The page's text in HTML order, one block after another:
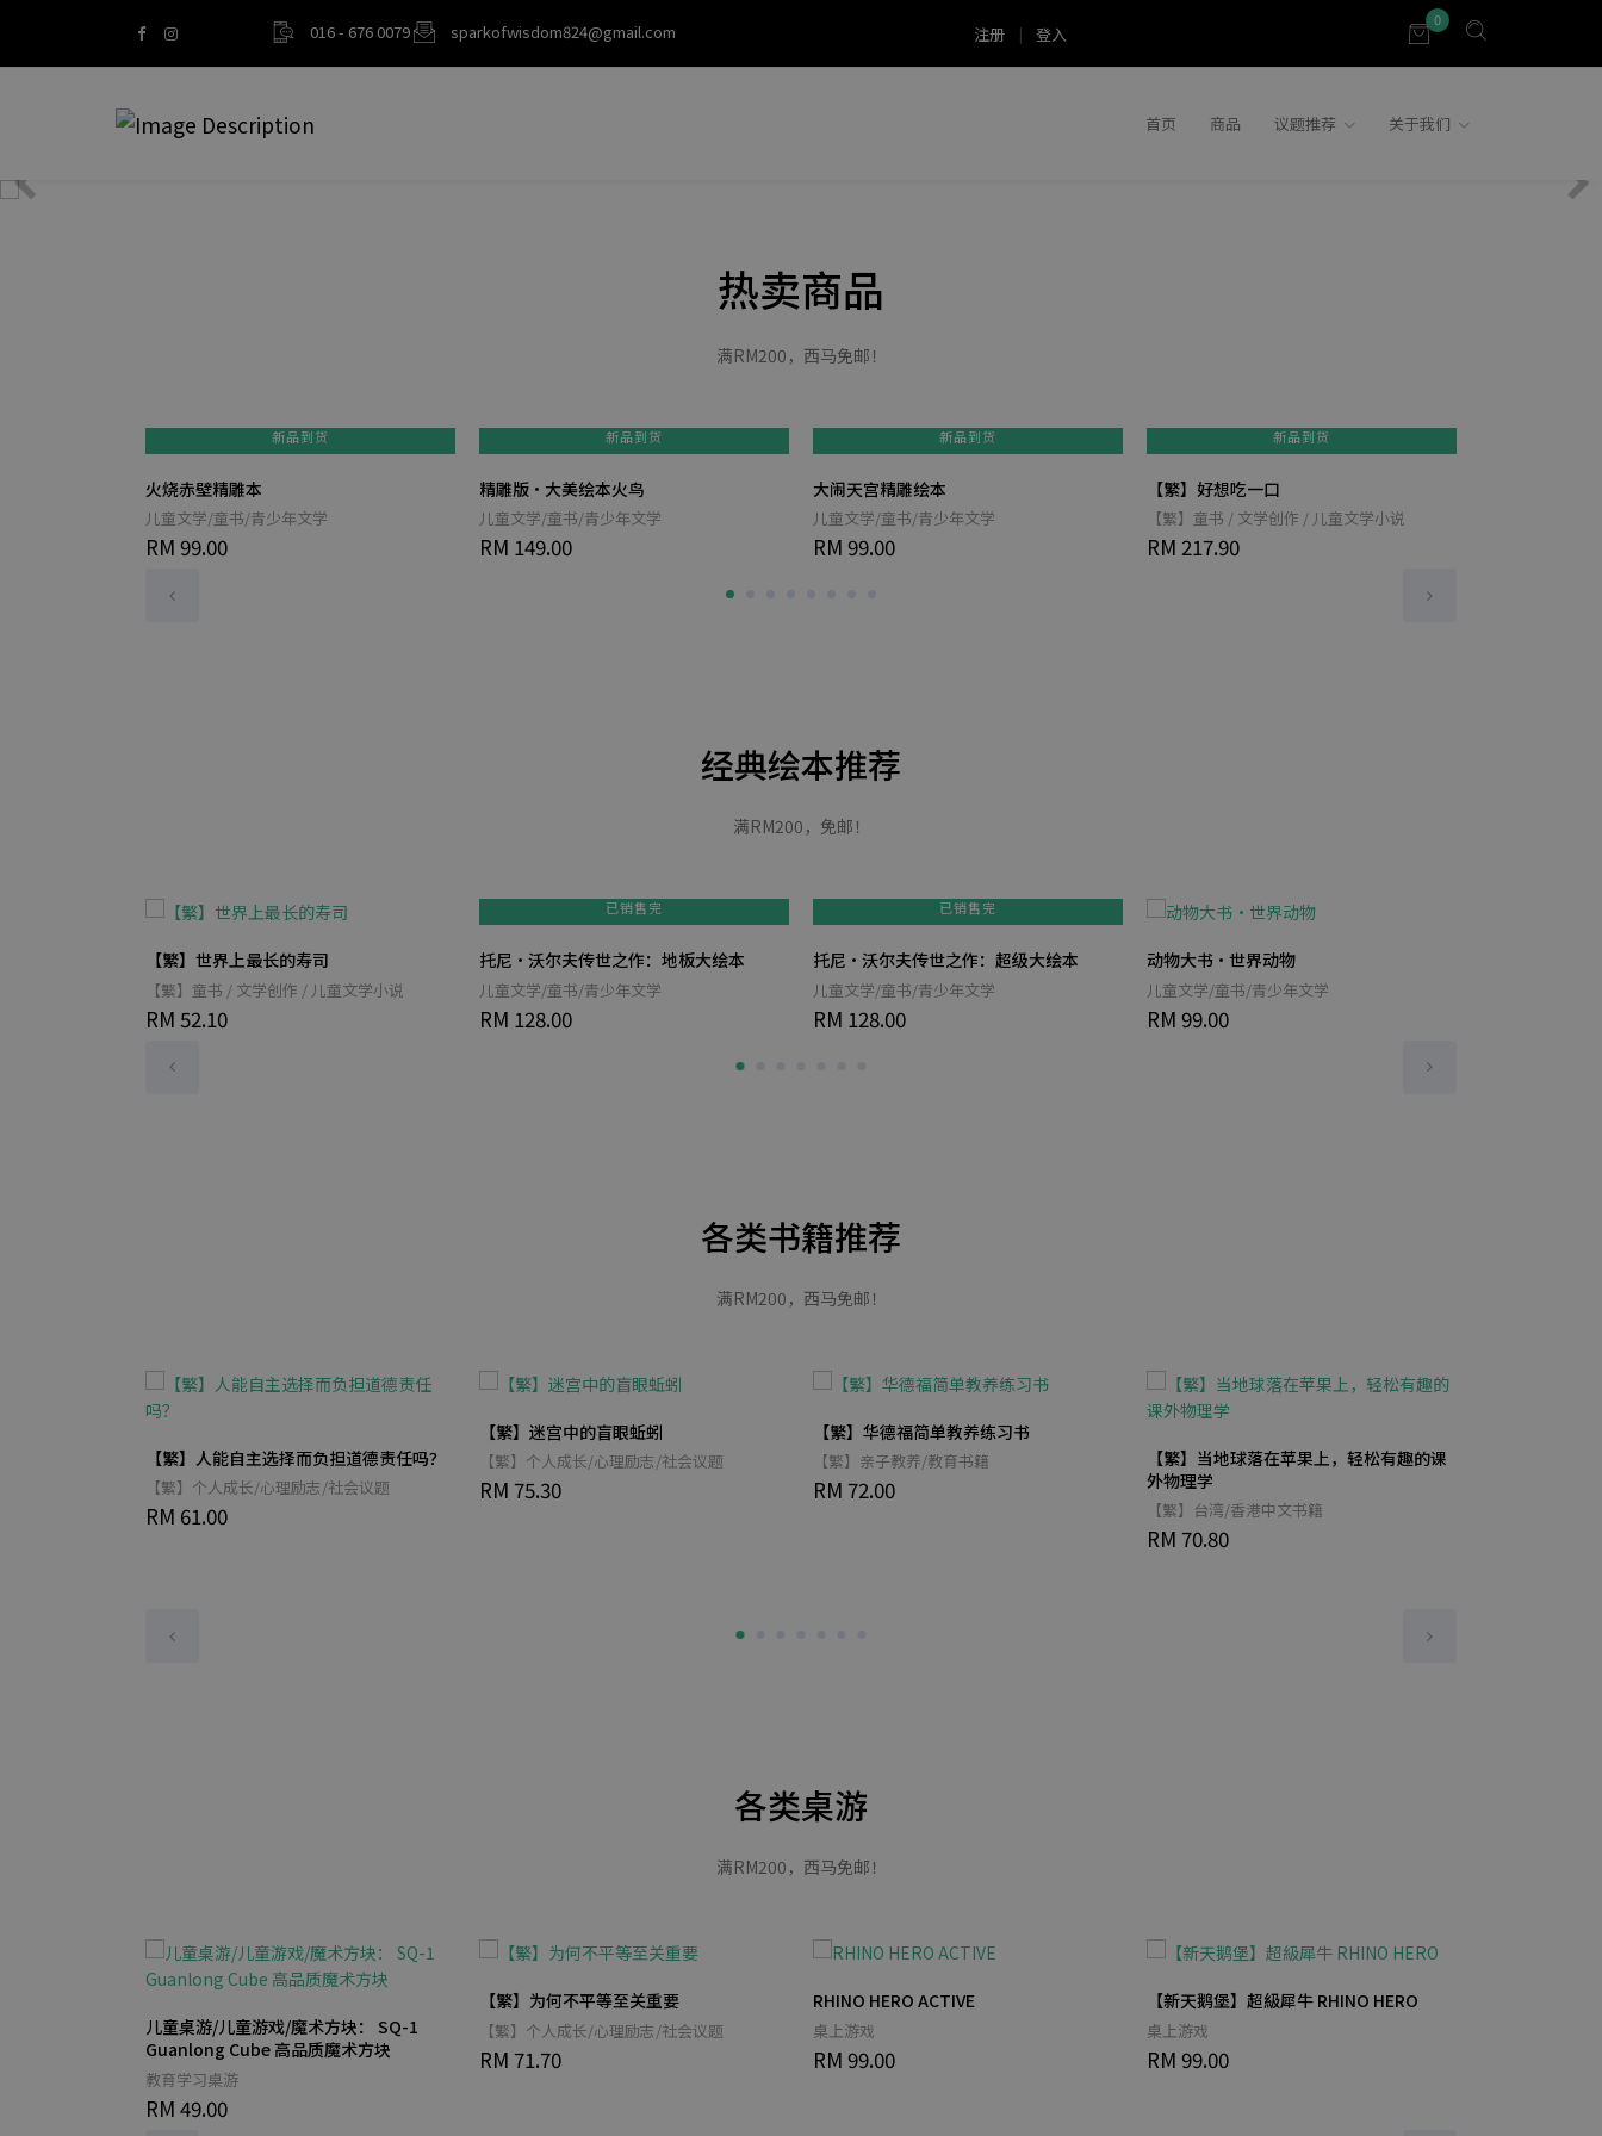
016 - 676 0079 sparkofwisdom824@gmail.com 注册 | 登入
0
首页 商品 议题推荐 关于我们
热卖商品
满RM200，西马免邮！
新品到货
火烧赤壁精雕本
儿童文学/童书/青少年文学
RM 99.00
新品到货
精雕版·大美绘本火鸟
儿童文学/童书/青少年文学
RM 149.00
新品到货
大闹天宫精雕绘本
儿童文学/童书/青少年文学
RM 99.00
新品到货
【繁】好想吃一口
【繁】童书 / 文学创作 / 儿童文学小说
RM 217.90
经典绘本推荐
满RM200，免邮！
【繁】世界上最长的寿司
【繁】童书 / 文学创作 / 儿童文学小说
RM 52.10
已销售完
托尼‧沃尔夫传世之作：地板大绘本
儿童文学/童书/青少年文学
RM 128.00
已销售完
托尼‧沃尔夫传世之作：超级大绘本
儿童文学/童书/青少年文学
RM 128.00
动物大书·世界动物
儿童文学/童书/青少年文学
RM 99.00
各类书籍推荐
满RM200，西马免邮！
【繁】人能自主选择而负担道德责任吗？
【繁】个人成长/心理励志/社会议题
RM 61.00
【繁】迷宫中的盲眼蚯蚓
【繁】个人成长/心理励志/社会议题
RM 75.30
【繁】华德福简单教养练习书
【繁】亲子教养/教育书籍
RM 72.00
【繁】当地球落在苹果上，轻松有趣的课
外物理学
【繁】台湾/香港中文书籍
RM 70.80
各类桌游
满RM200，西马免邮！
儿童桌游/儿童游戏/魔术方块： SQ-1
Guanlong Cube 高品质魔术方块
教育学习桌游
RM 49.00
【繁】为何不平等至关重要
【繁】个人成长/心理励志/社会议题
RM 71.70
RHINO HERO ACTIVE
桌上游戏
RM 99.00
【新天鹅堡】超級犀牛 RHINO HERO
桌上游戏
RM 99.00